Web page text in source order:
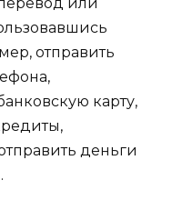
отправить
карту,
деньги